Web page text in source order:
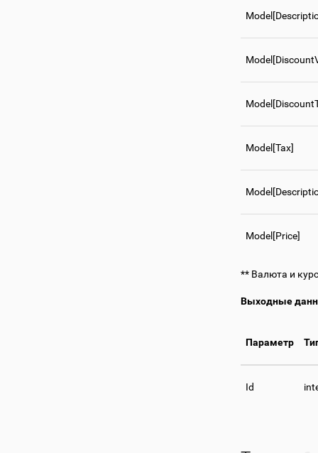
Model[Tax]
Model[Price]
** Валюта и
Выходные
Параметр
Id